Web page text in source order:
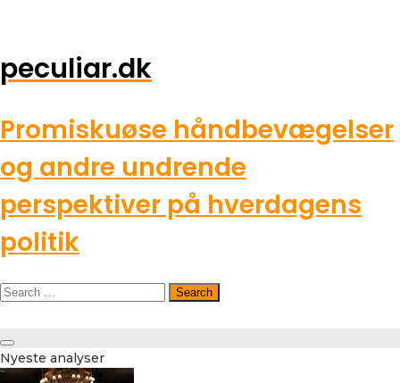
peculiar.dk
Promiskuøse håndbevægelser
og andre undrende
perspektiver på hverdagens
politik
Search
Toggle
navigation
Nyeste analyser